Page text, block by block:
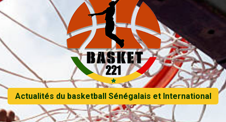
Actualités du basketball Sénégalais et International